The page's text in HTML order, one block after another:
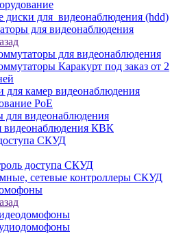
диски для_видеонаблюдения (hdd)
для видеонаблюдения
для видеонаблюдения
Каракурт под заказ от 2
для камер видеонаблюдения
PoE
для видеонаблюдения
видеонаблюдения КВК
СКУД
доступа СКУД
сетевые контроллеры СКУД